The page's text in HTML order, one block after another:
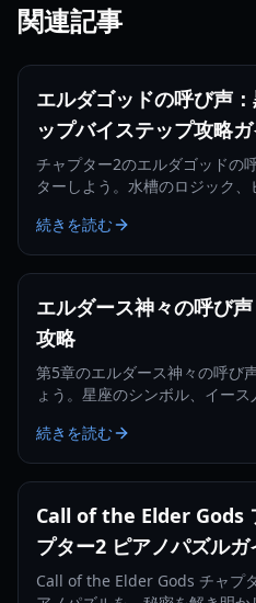
関連記事
エルダゴッドの呼び声
ップバイステップ攻略
チャプター2のエルダゴッドの
ターしよう。水槽のロジック
続きを読む
エルダース神々の呼び
攻略
第5章のエルダース神々の呼び
ょう。星座のシンボル、イー
続きを読む
Call of the Elder Gods
プター2 ピアノパズルガ
Call of the Elder Gods チャプ